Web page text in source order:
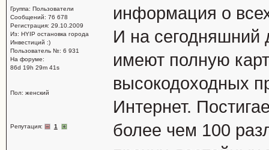
Группа: Пользователи
Сообщений: 76 678
Регистрация: 29.10.2009
Из: HYIP остановка города
Инвестиций :)
Пользователь №: 6 931
На форуме:
86d 19h 29m 41s
Пол: женский
Репутация: 1
информация о
И на сегодняшний
имеют полную
высокодоходных
Интернет.
более чем 100